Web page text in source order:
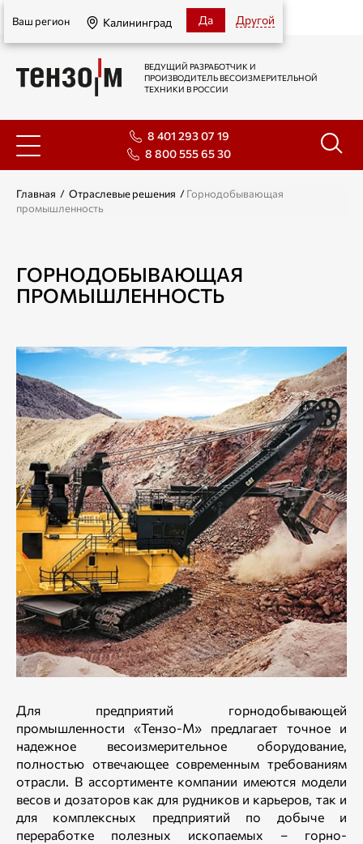
Калининград
Ваш регион Калининград Да Другой
ВЕДУЩИЙ РАЗРАБОТЧИК И
ПРОИЗВОДИТЕЛЬ ВЕСОИЗМЕРИТЕЛЬНОЙ
ТЕХНИКИ В РОССИИ
8 401 293 07 19
8 800 555 65 30
Главная / Отраслевые решения /Горнодобывающая
промышленность
ГОРНОДОБЫВАЮЩАЯ
ПРОМЫШЛЕННОСТЬ
Для предприятий горнодобывающей
промышленности «Тензо-М» предлагает точное и
надежное весоизмерительное оборудование,
полностью отвечающее современным требованиям
отрасли. В ассортименте компании имеются модели
весов и дозаторов как для рудников и карьеров, так и
для комплексных предприятий по добыче и
переработке полезных ископаемых – горно-